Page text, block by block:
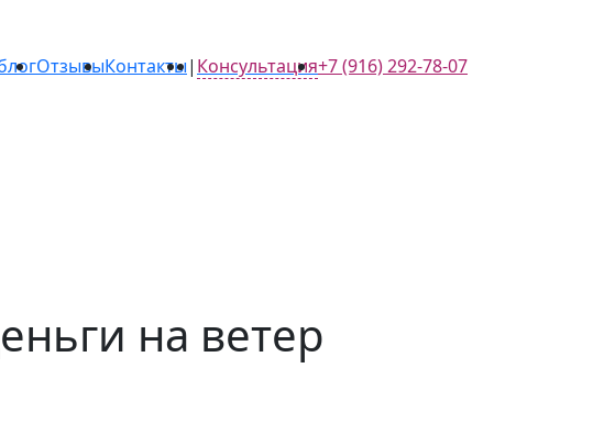
ОтзывыКонтакты| Консультация+7 (916) 292-78-07
на ветер